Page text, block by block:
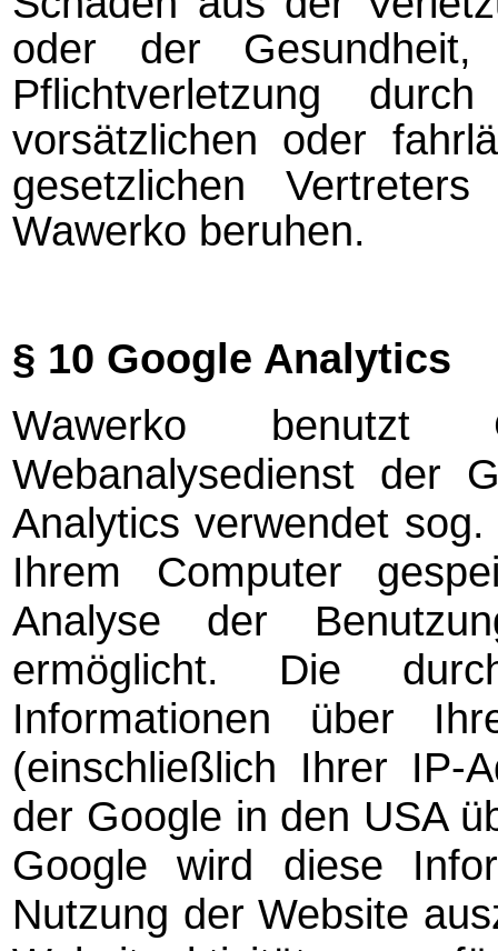
oder der
Pflichtverletzung
vorsätzlichen oder
gesetzlichen
Wawerko beruhen.
§ 10 Google Analytics
Wawerko benutzt
Webanalysedienst der
Analytics verwendet
Ihrem Computer
Analyse der
ermöglicht. Die
Informationen über
(einschließlich Ihrer IP-
der Google in den USA
Google wird diese
Nutzung der Website